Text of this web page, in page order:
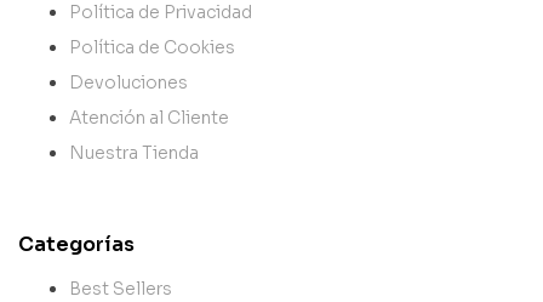
Política de Privacidad
Política de Cookies
Devoluciones
Atención al Cliente
Nuestra Tienda
Categorías
Best Sellers